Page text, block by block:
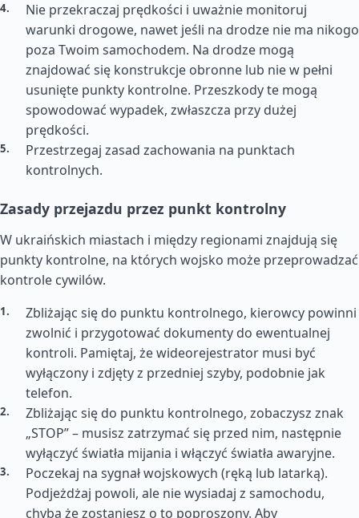
Nie przekraczaj prędkości i uważnie monitoruj
warunki drogowe, nawet jeśli na drodze nie ma nikogo
poza Twoim samochodem. Na drodze mogą
znajdować się konstrukcje obronne lub nie w pełni
usunięte punkty kontrolne. Przeszkody te mogą
spowodować wypadek, zwłaszcza przy dużej
prędkości.
Przestrzegaj zasad zachowania na punktach
kontrolnych.
Zasady przejazdu przez punkt kontrolny
W ukraińskich miastach i między regionami znajdują się
punkty kontrolne, na których wojsko może przeprowadzać
kontrole cywilów.
Zbliżając się do punktu kontrolnego, kierowcy powinni
zwolnić i przygotować dokumenty do ewentualnej
kontroli. Pamiętaj, że wideorejestrator musi być
wyłączony i zdjęty z przedniej szyby, podobnie jak
telefon.
Zbliżając się do punktu kontrolnego, zobaczysz znak
„STOP” – musisz zatrzymać się przed nim, następnie
wyłączyć światła mijania i włączyć światła awaryjne.
Poczekaj na sygnał wojskowych (ręką lub latarką).
Podjeżdżaj powoli, ale nie wysiadaj z samochodu,
chyba że zostaniesz o to poproszony. Aby